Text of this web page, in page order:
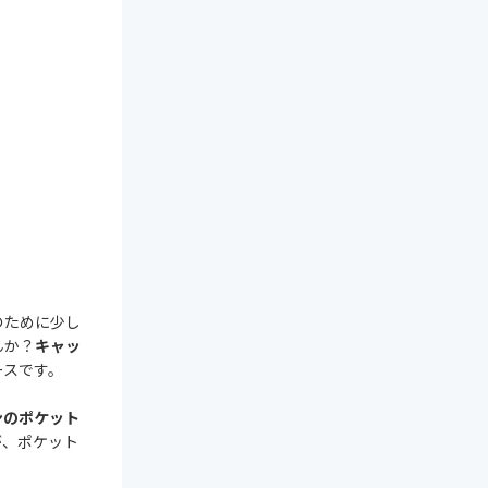
めに少し
？ キャッ
です。
ポケット
ポケット